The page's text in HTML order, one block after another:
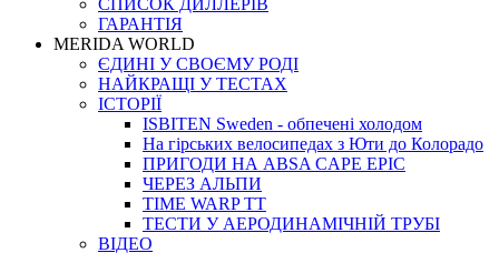
СПИСОК ДИЛЛЕРІВ
ГАРАНТIЯ
MERIDA WORLD
ЄДИНI У СВОЄМУ РОДI
НАЙКРАЩІ У ТЕСТАХ
ІСТОРІЇ
ISBITEN Sweden - обпечені холодом
На гірських велосипедах з Юти до Колорадо
ПРИГОДИ НА ABSA CAPE EPIC
ЧЕРЕЗ АЛЬПИ
TIME WARP TT
ТЕСТИ У АЕРОДИНАМІЧНІЙ ТРУБІ
ВІДЕО